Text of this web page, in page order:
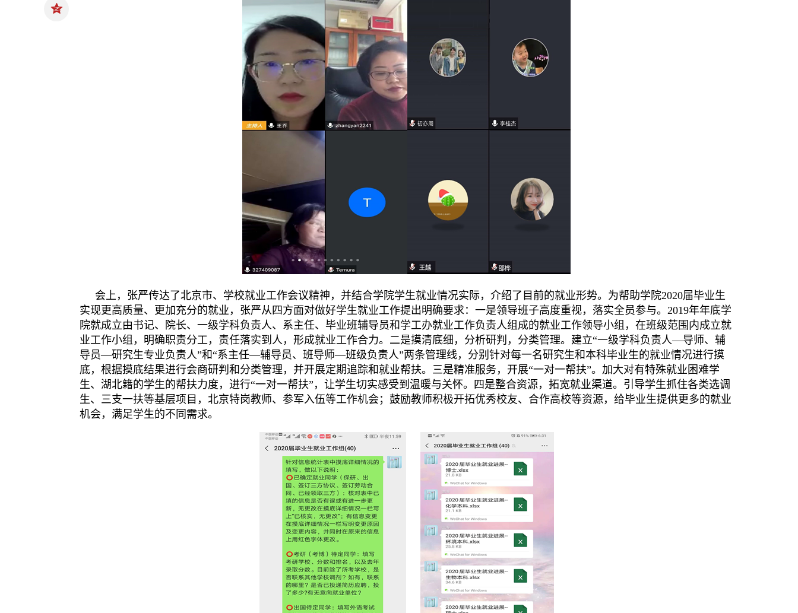
会上，张严传达了北京市、学校就业工作会议精神，并结合学院学生就业情况实际，介绍了目前的就业形势。 为帮助学院2020届毕业生
实现更高质量、更加充分的就业，张严从四方面对做好学生就业工作提出明确要求：一是领导班子高度重视，落实全员参与。2019年年底学
院就成立由书记、院长、一级学科负责人、系主任、毕业班辅导员和学工办就业工作负责人组成的就业工作领导小组，在班级范围内成立就
业工作小组，明确职责分工，责任落实到人，形成就业工作合力。 二是摸清底细，分析研判，分类管理。建立“一级学科负责人—导师、辅
导员—研究生专业负责人”和“系主任—辅导员、班导师—班级负责人”两条管理线，分别针对每一名研究生和本科毕业生的就业情况进行摸
底，根据摸底结果进行会商研判和分类管理，并开展定期追踪和就业帮扶。 三是精准服务，开展“一对一帮扶”。加大对有特殊就业困难学
生、湖北籍的学生的帮扶力度，进行“一对一帮扶”，让学生切实感受到温暖与关怀。
四是整合资源，拓宽就业渠道。引导学生抓住各类选调
生、三支一扶等基层项目，北京特岗教师、参军入伍等工作机会；鼓励教师积极开拓优秀校友、合作高校等资源，给毕业生提供更多的就业
机会，满足学生的不同需求。